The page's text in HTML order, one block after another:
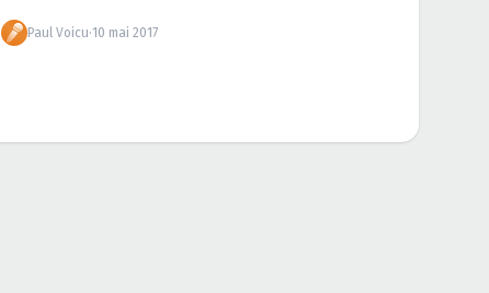
de la concertele din cadrul SOUNDART Festival 2017 de
Paul Voicu·10 mai 2017